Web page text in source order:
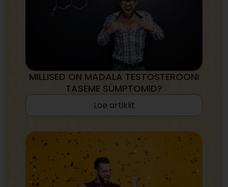
MILLISED ON MADALA TESTOSTEROONI
TASEME SÜMPTOMID?
Loe artiklit